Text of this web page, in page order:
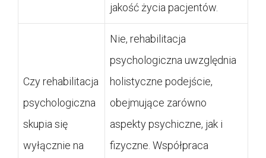
jakość życia pacjentów.
Czy rehabilitacja
psychologiczna
skupia się
wyłącznie na
Nie, rehabilitacja
psychologiczna uwzględnia
holistyczne podejście,
obejmujące zarówno
aspekty psychiczne, jak i
fizyczne. Współpraca